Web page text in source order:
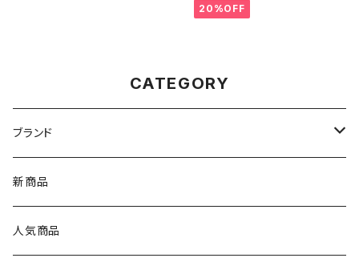
20%OFF
CATEGORY
ブランド
asics（アシックス）
On（オン）
新商品
人気商品